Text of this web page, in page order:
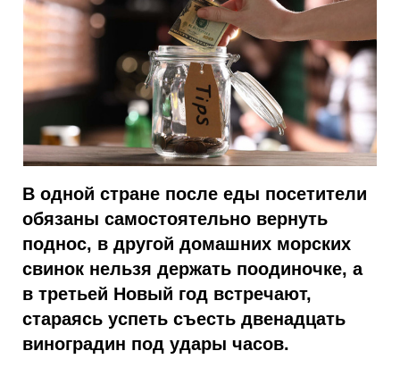
В одной стране после еды посетители
обязаны самостоятельно вернуть
поднос, в другой домашних морских
свинок нельзя держать поодиночке, а
в третьей Новый год встречают,
стараясь успеть съесть двенадцать
виноградин под удары часов.